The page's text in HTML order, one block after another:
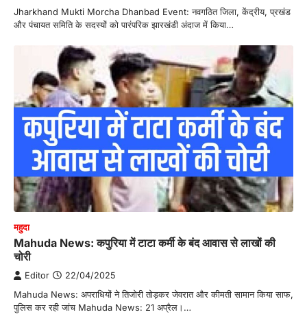
Jharkhand Mukti Morcha Dhanbad Event: नवगठित जिला, केंद्रीय, प्रखंड
और पंचायत समिति के सदस्यों को पारंपरिक झारखंडी अंदाज में किया…
महुदा
Mahuda News: कपुरिया में टाटा कर्मी के बंद आवास से लाखों की
चोरी
Editor 22/04/2025
Mahuda News: अपराधियों ने तिजोरी तोड़कर जेवरात और कीमती सामान किया साफ,
पुलिस कर रही जांच Mahuda News: 21 अप्रैल।…